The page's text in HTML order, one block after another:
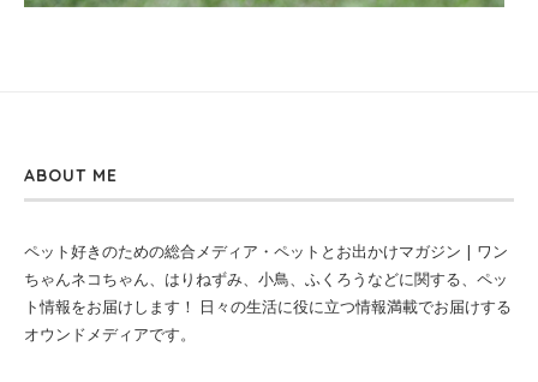
ABOUT ME
ペット好きのための総合メディア・ペットとお出かけマガジン | ワン
ちゃんネコちゃん、はりねずみ、小鳥、ふくろうなどに関する、ペッ
ト情報をお届けします！ 日々の生活に役に立つ情報満載でお届けする
オウンドメディアです。